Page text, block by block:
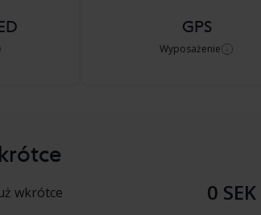
GPS
Wyposażenie
wkrótce 0 SEK